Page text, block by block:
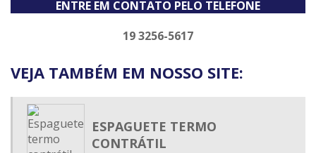
ESPAGUETE TERMO CONTRÁTIL
ESPAGUETE TERMO ENCOLHIVEL
ESPAGUETE TERMO RETRÁTIL ADESIVADO
ESPAGUETE TERMOCONTRÁTIL
FIXADOR DE ABRAÇADEIRA DE NYLON
MALHA EXPANSIVA
ENTRE EM CONTATO PELO TELEFONE
19 3256-5617
VEJA TAMBÉM EM NOSSO SITE:
ESPAGUETE TERMO
CONTRÁTIL